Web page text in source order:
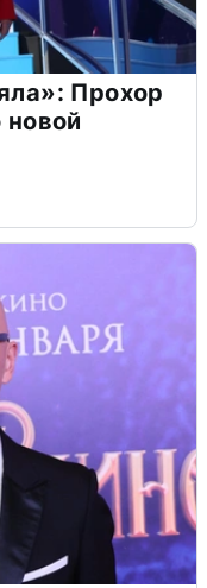
Прохор